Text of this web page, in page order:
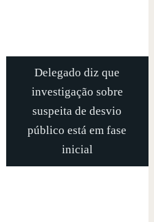
Delegado diz que
investigação sobre
suspeita de desvio
público está em fase
inicial